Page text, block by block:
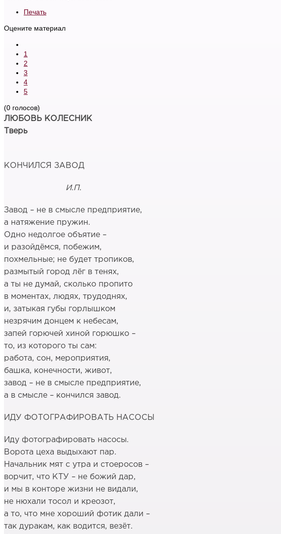
Печать
Оцените материал
1
2
3
4
5
(0 голосов)
ЛЮБОВЬ КОЛЕСНИК
Тверь
КОНЧИЛСЯ ЗАВОД
И.П.
Завод – не в смысле предприятие,
а натяжение пружин.
Одно недолгое объятие –
и разойдёмся, побежим,
похмельные; не будет тропиков,
размытый город лёг в тенях,
а ты не думай, сколько пропито
в моментах, людях, трудоднях,
и, затыкая губы горлышком
незрячим донцем к небесам,
запей горючей хиной горюшко –
то, из которого ты сам:
работа, сон, мероприятия,
башка, конечности, живот,
завод – не в смысле предприятие,
а в смысле – кончился завод.
ИДУ ФОТОГРАФИРОВАТЬ НАСОСЫ
Иду фотографировать насосы.
Ворота цеха выдыхают пар.
Начальник мят с утра и стоеросов –
ворчит, что КТУ – не божий дар,
и мы в конторе жизни не видали,
не нюхали тосол и креозот,
а то, что мне хороший фотик дали –
так дуракам, как водится, везёт.